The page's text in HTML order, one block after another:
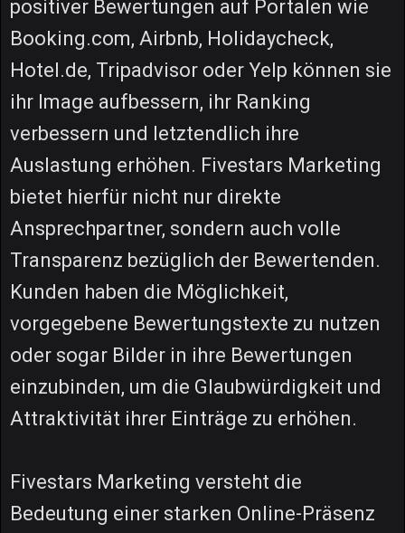
positiver Bewertungen auf Portalen wie
Booking.com, Airbnb, Holidaycheck,
Hotel.de, Tripadvisor oder Yelp können sie
ihr Image aufbessern, ihr Ranking
verbessern und letztendlich ihre
Auslastung erhöhen. Fivestars Marketing
bietet hierfür nicht nur direkte
Ansprechpartner, sondern auch volle
Transparenz bezüglich der Bewertenden.
Kunden haben die Möglichkeit,
vorgegebene Bewertungstexte zu nutzen
oder sogar Bilder in ihre Bewertungen
einzubinden, um die Glaubwürdigkeit und
Attraktivität ihrer Einträge zu erhöhen.
Fivestars Marketing versteht die
Bedeutung einer starken Online-Präsenz